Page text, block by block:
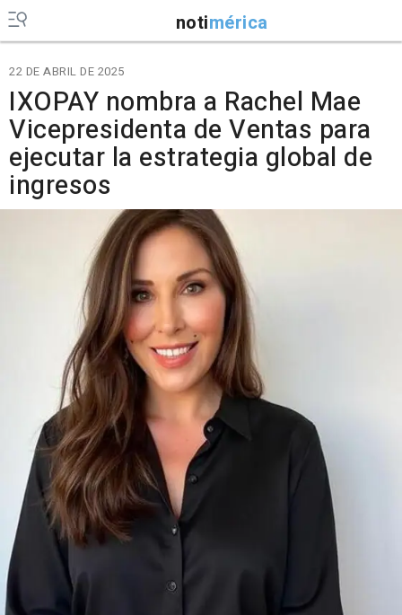
notimérica
22 DE ABRIL DE 2025
IXOPAY nombra a Rachel Mae
Vicepresidenta de Ventas para
ejecutar la estrategia global de
ingresos